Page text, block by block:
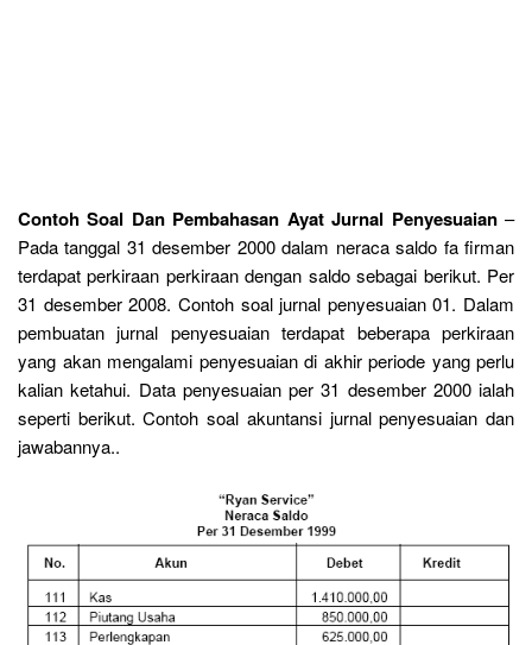
Contoh Soal Dan Pembahasan Ayat Jurnal Penyesuaian–
Pada tanggal 31 desember 2000 dalam neraca saldo fa firman
terdapat perkiraan perkiraan dengan saldo sebagai berikut. Per
31 desember 2008. Contoh soal jurnal penyesuaian 01. Dalam
pembuatan jurnal penyesuaian terdapat beberapa perkiraan
yang akan mengalami penyesuaian di akhir periode yang perlu
kalian ketahui. Data penyesuaian per 31 desember 2000 ialah
seperti berikut. Contoh soal akuntansi jurnal penyesuaian dan
jawabannya..